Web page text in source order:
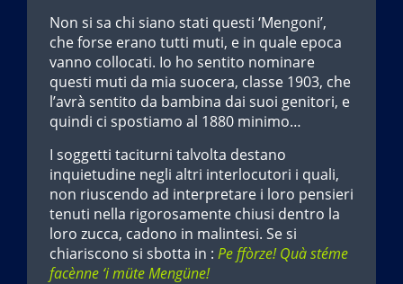
Non si sa chi siano stati questi ‘Mengoni’,
che forse erano tutti muti, e in quale epoca
vanno collocati. Io ho sentito nominare
questi muti da mia suocera, classe 1903, che
l’avrà sentito da bambina dai suoi genitori, e
quindi ci spostiamo al 1880 minimo…
I soggetti taciturni talvolta destano
inquietudine negli altri interlocutori i quali,
non riuscendo ad interpretare i loro pensieri
tenuti nella rigorosamente chiusi dentro la
loro zucca, cadono in malintesi. Se si
chiariscono si sbotta in : Pe ffòrze! Quà stéme
facènne ‘i müte Mengüne!